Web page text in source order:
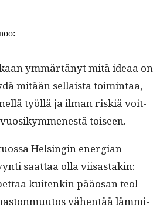
ymmärtänyt mitä ideaa on
mitään sel­l­aista toim­intaa,
työl­lä ja ilman riskiä voit­
toiseen.
Helsin­gin ener­gian
saat­taa olla viisas­takin:
kuitenkin pääosan teol­
vähen­tää läm­mi­